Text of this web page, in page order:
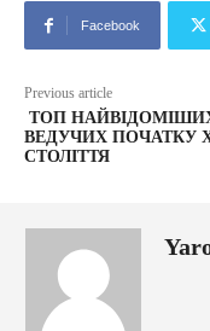
Facebook
Previous article
ТОП
ВЕДУЧИХ ПОЧАТКУ
СТОЛІТТЯ